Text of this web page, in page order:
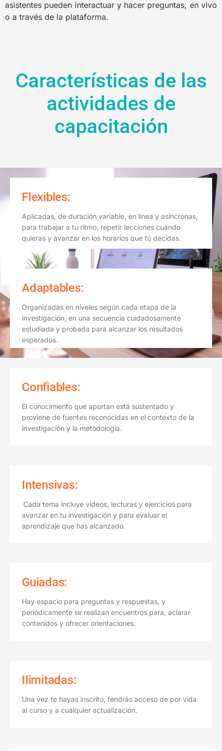
asistentes pueden interactuar y hacer preguntas, en vivo
o a través de la plataforma.
Características de las
actividades de
capacitación
Flexibles:
Aplicadas, de duración variable, en línea y asíncronas,
para trabajar a tu ritmo, repetir lecciones cuando
quieras y avanzar en los horarios que tú decidas.
Adaptables:
Organizadas en niveles según cada etapa de la
investigación, en una secuencia cuidadosamente
estudiada y probada para alcanzar los resultados
esperados.
Confiables:
El conocimiento que aportan está sustentado y
proviene de fuentes reconocidas en el contexto de la
investigación y la metodología.
Intensivas:
Cada tema incluye videos, lecturas y ejercicios para
avanzar en tu investigación y para evaluar el
aprendizaje que has alcanzado.
Guiadas:
Hay espacio para preguntas y respuestas, y
periódicamente se realizan encuentros para, aclarar
contenidos y ofrecer orientaciones.
Ilimitadas:
Una vez te hayas inscrito, tendrás acceso de por vida
al curso y a cualquier actualización.